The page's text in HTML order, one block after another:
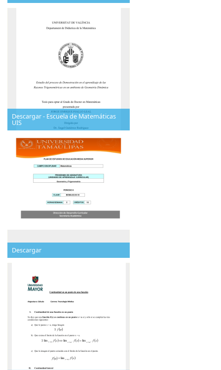
Descargar - Escuela de Matemáticas
UIS
Descargar